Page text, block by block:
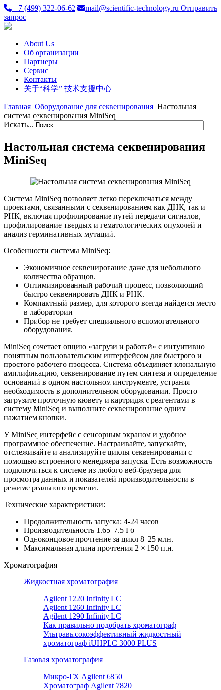
+7 (499) 322-06-62 mail@scientific-technology.ru Отправить
запрос
About Us
Об организации
Партнеры
Сервис
Контакты
关于“科学” 技术支援中心
Главная Оборудование для секвенирования Настольная
система секвенирования MiniSeq
Искать...
Настольная система секвенирования
MiniSeq
Система MiniSeq позволяет легко переключаться между
проектами, связанными с секвенированием как ДНК, так и
РНК, включая профилирование путей передачи сигналов,
профилирование твердых и гематологических опухолей и
анализ герминативных мутаций.
Особенности системы MiniSeq:
Экономичное секвенирование даже для небольшого
количества образцов.
Оптимизированный рабочий процесс, позволяющий
быстро секвенировать ДНК и РНК.
Компактный размер, для которого всегда найдется место
в лаборатории
Прибор не требует специального вспомогательного
оборудования.
MiniSeq сочетает опцию «загрузи и работай» с интуитивно
понятным пользовательским интерфейсом для быстрого и
простого рабочего процесса. Система объединяет клональную
амплификацию, секвенирование путем синтеза и определение
оснований в одном настольном инструменте, устраняя
необходимость в дополнительном оборудовании. Просто
загрузите проточную кювету и картридж с реагентами в
систему MiniSeq и выполните секвенирование одним
нажатием кнопки.
У MiniSeq интерфейс с сенсорным экраном и удобное
программное обеспечение. Настраивайте, запускайте,
отслеживайте и анализируйте циклы секвенирования с
помощью встроенного менеджера запуска. Есть возможность
подключиться к системе из любого веб-браузера для
просмотра данных и показателей производительности в
режиме реального времени.
Технические характеристики:
Продолжительность запуска: 4-24 часов
Производительность 1.65–7.5 Гб
Одноконцовое прочтение за цикл 8–25 млн.
Максимальная длина прочтения 2 × 150 п.н.
Хроматография
Жидкостная хроматография
Agilent 1220 Infinity LC
Agilent 1260 Infinity LC
Agilent 1290 Infinity LC
Как правильно подобрать хроматограф
Ультравысокоэффективный жидкостный
хроматограф iUHPLC 3000 PLUS
Газовая хроматография
Микро-ГХ Agilent 6850
Хроматограф Agilent 7820